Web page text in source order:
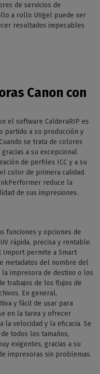
de servicios de
a rollo UVgel puede ser
resultados impecables
Canon con
el software CalderaRIP es
partido a su producción y
se trata de colores
a su excepcional
de perfiles ICC y a su
color de primera calidad.
reduce la
de sus impresiones.
funciones y opciones de
rápida, precisa y rentable.
Import permite a Smart
metadatos del nombre del
impresora de destino o los
trabajos de los flujos de
En general,
y fácil de usar para
en la tarea y ofrecer
velocidad y la eficacia. Se
todos los tamaños,
exigentes, gracias a su
impresoras sin problemas.